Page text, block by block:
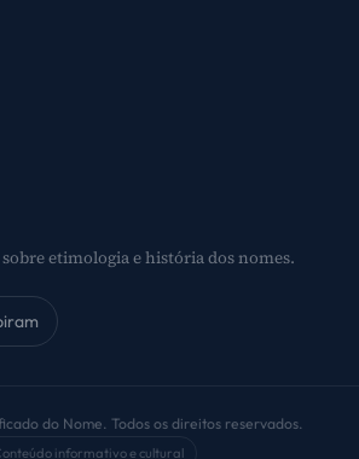
etimologia e história dos nomes.
do Nome. Todos os direitos reservados.
informativo e cultural